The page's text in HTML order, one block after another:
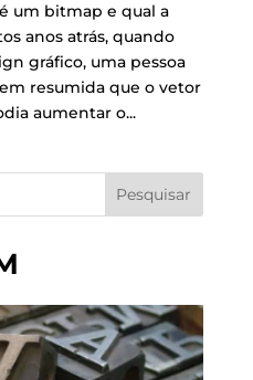
um bitmap e qual a
anos atrás, quando
gráfico, uma pessoa
resumida que o vetor
aumentar o...
Pesquisar